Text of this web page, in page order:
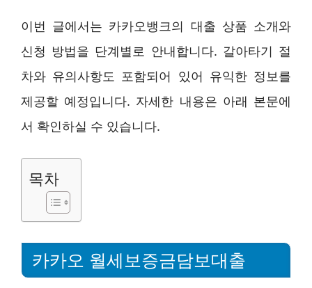
이번 글에서는 카카오뱅크의 대출 상품 소개와
신청 방법을 단계별로 안내합니다. 갈아타기 절
차와 유의사항도 포함되어 있어 유익한 정보를
제공할 예정입니다. 자세한 내용은 아래 본문에
서 확인하실 수 있습니다.
목차
카카오 월세보증금담보대출